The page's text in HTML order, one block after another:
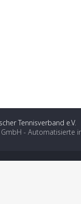
Tennisverband e.V.
- Automatisierte